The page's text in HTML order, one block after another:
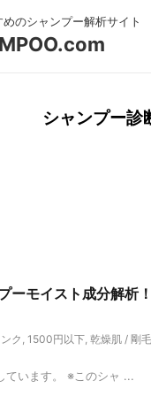
シャンプー診
ーモイスト成分解析
ク,1500円以下,乾燥肌 / 剛
ています。 ※このシャ ...